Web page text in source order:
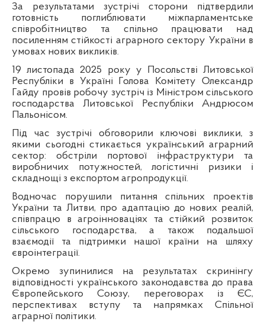
За результатами зустрічі сторони підтвердили
готовність поглиблювати міжпарламентське
співробітництво та спільно працювати над
посиленням стійкості аграрного сектору України в
умовах нових викликів.
19 листопада 2025 року у Посольстві Литовської
Республіки в Україні Голова Комітету Олександр
Гайду провів робочу зустріч із Міністром сільського
господарства Литовської Республіки Андрюсом
Пальонісом.
Під час зустрічі обговорили ключові виклики, з
якими сьогодні стикається український аграрний
сектор: обстріли портової інфраструктури та
виробничих потужностей, логістичні ризики і
складнощі з експортом агропродукції.
Водночас порушили питання спільних проектів
України та Литви, про адаптацію до нових реалій,
співпрацю в агроінноваціях та стійкий розвиток
сільського господарства, а також подальшої
взаємодії та підтримки нашої країни на шляху
євроінтеграції.
Окремо зупинилися на результатах скринінгу
відповідності українського законодавства до права
Європейського Союзу, переговорах із ЄС,
перспективах вступу та напрямках Спільної
аграрної політики.